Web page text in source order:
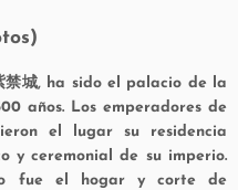
城, ha sido el palacio de la
años. Los emperadores de
el lugar su residencia
y ceremonial de su imperio.
fue el hogar y corte de